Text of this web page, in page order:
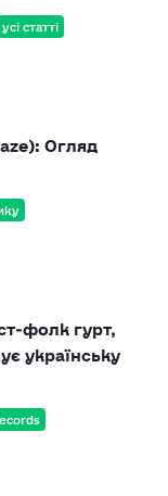
усі статті
Огляд
гурт,
українську